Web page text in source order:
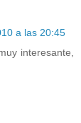
a las 20:45
interesante,